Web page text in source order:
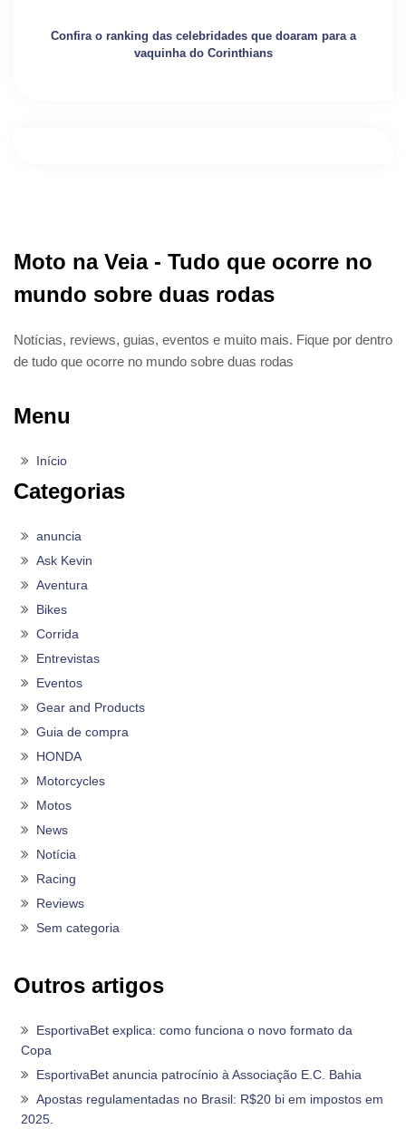
Confira o ranking das celebridades que doaram para a
vaquinha do Corinthians
Moto na Veia - Tudo que ocorre no
mundo sobre duas rodas
Notícias, reviews, guias, eventos e muito mais. Fique por dentro
de tudo que ocorre no mundo sobre duas rodas
Menu
Início
Categorias
anuncia
Ask Kevin
Aventura
Bikes
Corrida
Entrevistas
Eventos
Gear and Products
Guia de compra
HONDA
Motorcycles
Motos
News
Notícia
Racing
Reviews
Sem categoria
Outros artigos
EsportivaBet explica: como funciona o novo formato da
Copa
EsportivaBet anuncia patrocínio à Associação E.C. Bahia
Apostas regulamentadas no Brasil: R$20 bi em impostos em
2025.